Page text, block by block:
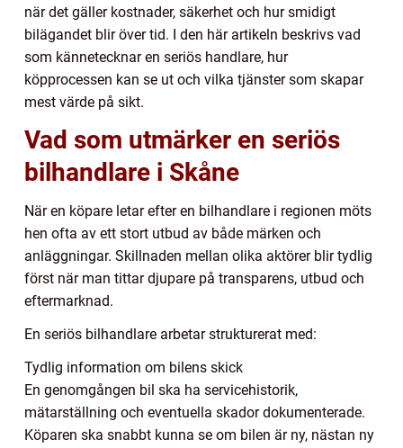
när det gäller kostnader, säkerhet och hur smidigt
bilägandet blir över tid. I den här artikeln beskrivs vad
som kännetecknar en seriös handlare, hur
köpprocessen kan se ut och vilka tjänster som skapar
mest värde på sikt.
Vad som utmärker en seriös
bilhandlare i Skåne
När en köpare letar efter en bilhandlare i regionen möts
hen ofta av ett stort utbud av både märken och
anläggningar. Skillnaden mellan olika aktörer blir tydlig
först när man tittar djupare på transparens, utbud och
eftermarknad.
En seriös bilhandlare arbetar strukturerat med:
Tydlig information om bilens skick
En genomgången bil ska ha servicehistorik,
mätarställning och eventuella skador dokumenterade.
Köparen ska snabbt kunna se om bilen är ny, nästan ny